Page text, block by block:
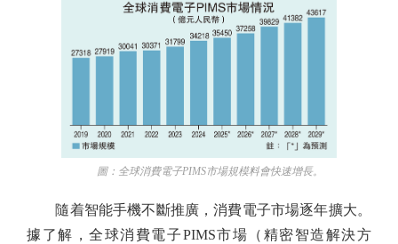
圖：全球消費電子PIMS市場規模料會快速增長。
隨着智能手機不斷推廣，消費電子市場逐年擴大。
據了解，全球消費電子PIMS市場（精密智造解決方